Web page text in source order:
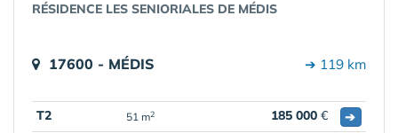
RÉSIDENCE LES SENIORIALES DE MÉDIS
17600 - MÉDIS ➔ 119 km
T2 51 m2 185 000 €
➔